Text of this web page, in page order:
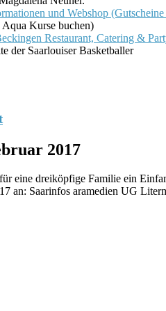
Kurse buchen)
der Saarlouiser Basketballer
2017
eine dreiköpfige Familie ein
an: Saarinfos aramedien UG